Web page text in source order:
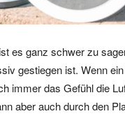
es ganz schwer zu
gestiegen ist. Wenn
immer das Gefühl die
aber auch durch den